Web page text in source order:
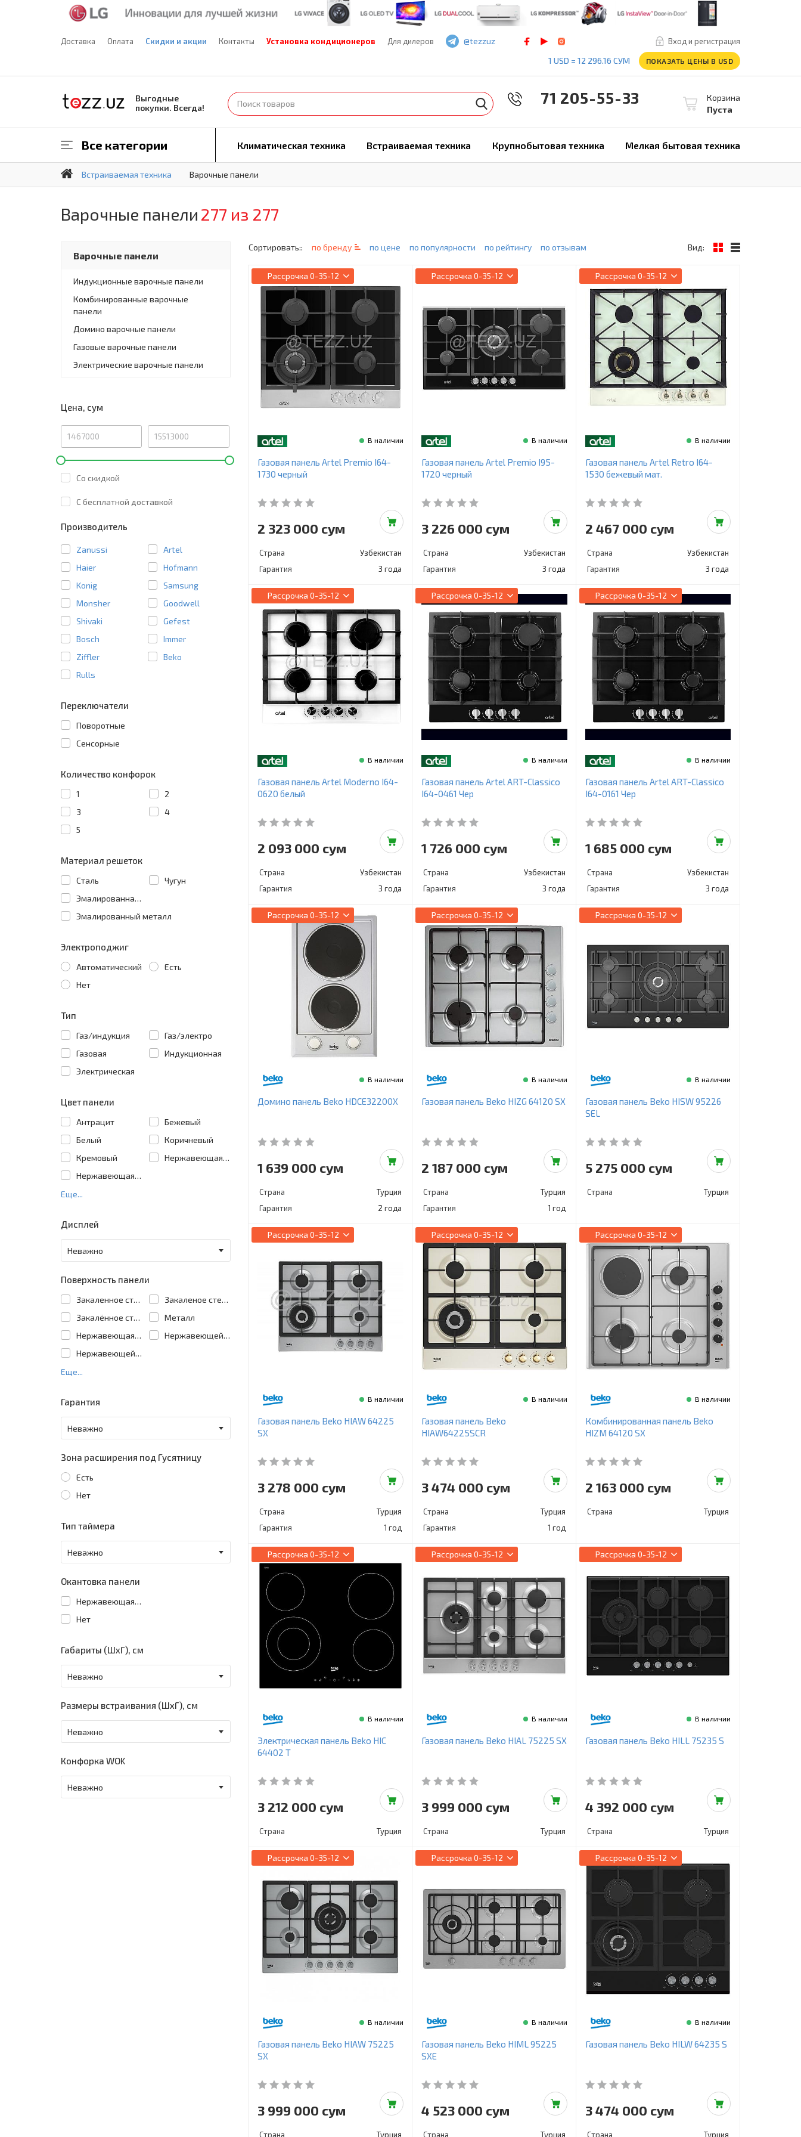
Доставка Оплата Скидки и акции Контакты Установка кондиционеров Для дилеров Вход и регистрация
@tezzuz
1 USD = 12 296.16 СУМ
ПОКАЗАТЬ ЦЕНЫ В USD
Выгодные
покупки. Всегда!
Корзина
Пуста
71 205-55-33
Все категории Климатическая техника Встраиваемая техника Крупнобытовая техника Мелкая бытовая техника
Встраиваемая техника Варочные панели
Варочные панели 277 из 277
Варочные панели
Индукционные варочные панели
Комбинированные варочные
панели
Домино варочные панели
Газовые варочные панели
Электрические варочные панели
Цена, сум
Со скидкой
C бесплатной доставкой
Производитель
Zanussi
Artel
Haier
Hofmann
Konig
Samsung
Monsher
Goodwell
Shivaki
Gefest
Bosch
Immer
Ziffler
Beko
Rulls
Переключатели
Поворотные
Сенсорные
Количество конфорок
1
2
3
4
5
Материал решеток
Сталь
Чугун
Эмалированная сталь
Эмалированный металл
Электроподжиг
Автоматический
Есть
Нет
Тип
Газ/индукция
Газ/электро
Газовая
Индукционная
Электрическая
Цвет панели
Антрацит
Бежевый
Белый
Коричневый
Кремовый
Нержавеющая сталь
Нержавеющая сталь/черный
Еще...
Дисплей
Поверхность панели
Закаленное стекло
Закаленое стекло
Закалённое стекло
Металл
Нержавеющая сталь
Нержавеющей стал
Нержавеющей сталь
Еще...
Гарантия
Зона расширения под Гусятницу
Есть
Нет
Тип таймера
Окантовка панели
Нержавеющая сталь
Нет
Габариты (ШхГ), см
Размеры встраивания (ШхГ), см
Конфорка WOK
Сортировать:: по бренду по цене по популярности по рейтингу по отзывам Вид:
Рассрочка 0-35-12
В наличии
Газовая панель Artel Premio I64-
1730 черный
2 323 000 сум
Страна
Узбекистан
Гарантия
3 года
Рассрочка 0-35-12
В наличии
Газовая панель Artel Premio I95-
1720 черный
3 226 000 сум
Страна
Узбекистан
Гарантия
3 года
Рассрочка 0-35-12
В наличии
Газовая панель Artel Retro I64-
1530 бежевый мат.
2 467 000 сум
Страна
Узбекистан
Гарантия
3 года
Рассрочка 0-35-12
В наличии
Газовая панель Artel Moderno I64-
0620 белый
2 093 000 сум
Страна
Узбекистан
Гарантия
3 года
Рассрочка 0-35-12
В наличии
Газовая панель Artel ART-Classico
I64-0461 Чер
1 726 000 сум
Страна
Узбекистан
Гарантия
3 года
Рассрочка 0-35-12
В наличии
Газовая панель Artel ART-Classico
I64-0161 Чер
1 685 000 сум
Страна
Узбекистан
Гарантия
3 года
Рассрочка 0-35-12
В наличии
Домино панель Beko HDCE32200X
1 639 000 сум
Страна
Турция
Гарантия
2 года
Рассрочка 0-35-12
В наличии
Газовая панель Beko HIZG 64120 SX
2 187 000 сум
Страна
Турция
Гарантия
1 год
Рассрочка 0-35-12
В наличии
Газовая панель Beko HISW 95226
SEL
5 275 000 сум
Страна Турция
Рассрочка 0-35-12
В наличии
Газовая панель Beko HIAW 64225
SX
3 278 000 сум
Страна
Турция
Гарантия
1 год
Рассрочка 0-35-12
В наличии
Газовая панель Beko
HIAW64225SCR
3 474 000 сум
Страна
Турция
Гарантия
1 год
Рассрочка 0-35-12
В наличии
Комбинированная панель Beko
HIZM 64120 SX
2 163 000 сум
Страна Турция
Рассрочка 0-35-12
В наличии
Электрическая панель Beko HIC
64402 T
3 212 000 сум
Страна Турция
Рассрочка 0-35-12
В наличии
Газовая панель Beko HIAL 75225 SX
3 999 000 сум
Страна Турция
Рассрочка 0-35-12
В наличии
Газовая панель Beko HILL 75235 S
4 392 000 сум
Страна Турция
Рассрочка 0-35-12
В наличии
Газовая панель Beko HIAW 75225
SX
3 999 000 сум
Страна Турция
Рассрочка 0-35-12
В наличии
Газовая панель Beko HIML 95225
SXE
4 523 000 сум
Страна Турция
Рассрочка 0-35-12
В наличии
Газовая панель Beko HILW 64235 S
3 474 000 сум
Страна Турция